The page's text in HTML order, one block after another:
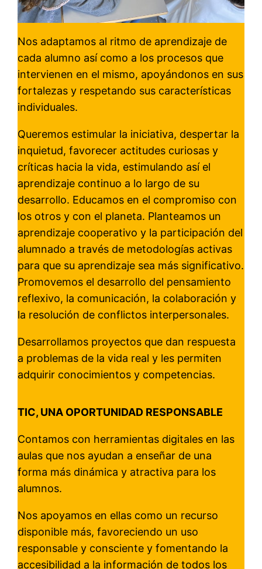
Nos adaptamos al ritmo de aprendizaje de
cada alumno así como a los procesos que
intervienen en el mismo, apoyándonos en sus
fortalezas y respetando sus características
individuales.
Queremos estimular la iniciativa, despertar la
inquietud, favorecer actitudes curiosas y
críticas hacia la vida, estimulando así el
aprendizaje continuo a lo largo de su
desarrollo. Educamos en el compromiso con
los otros y con el planeta. Planteamos un
aprendizaje cooperativo y la participación del
alumnado a través de metodologías activas
para que su aprendizaje sea más significativo.
Promovemos el desarrollo del pensamiento
reflexivo, la comunicación, la colaboración y
la resolución de conflictos interpersonales.
Desarrollamos proyectos que dan respuesta
a problemas de la vida real y les permiten
adquirir conocimientos y competencias.
TIC, UNA OPORTUNIDAD RESPONSABLE
Contamos con herramientas digitales en las
aulas que nos ayudan a enseñar de una
forma más dinámica y atractiva para los
alumnos.
Nos apoyamos en ellas como un recurso
disponible más, favoreciendo un uso
responsable y consciente y fomentando la
accesibilidad a la información de todos los